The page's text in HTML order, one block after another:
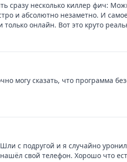
сразу несколько киллер фич:
и абсолютно незаметно. И
онлайн. Вот это круто
могу сказать, что программа
с подругой и я случайно
свой телефон. Хорошо что